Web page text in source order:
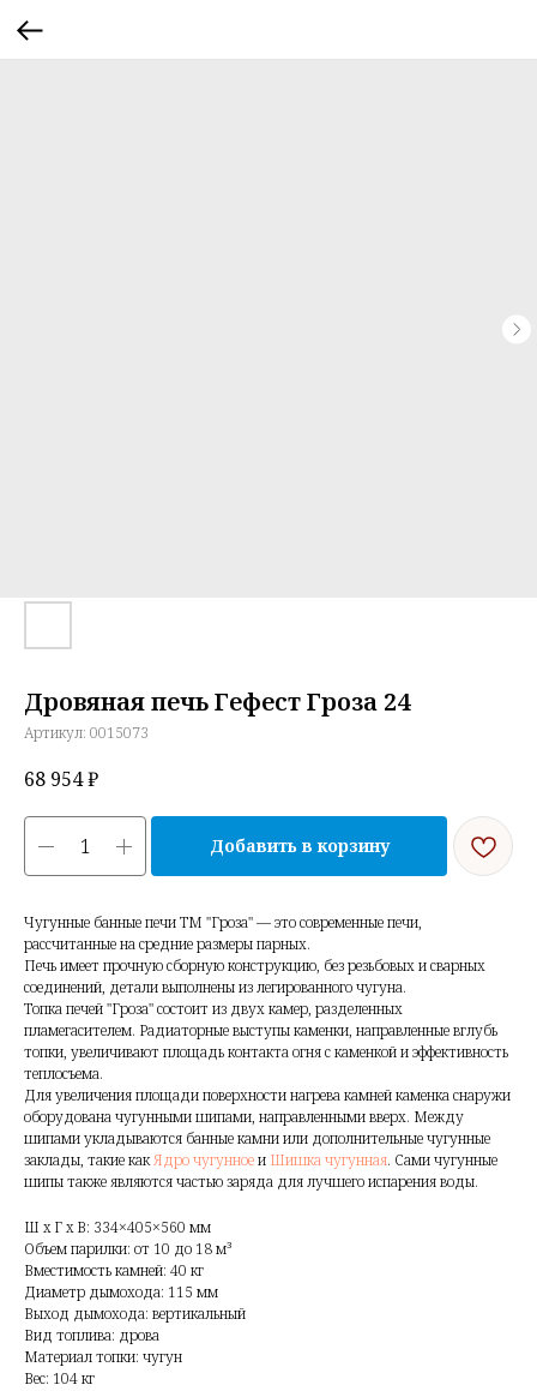
Дровяная печь Гефест Гроза 24
Артикул: 0015073
68 954₽
Добавить в корзину
Чугунные банные печи ТМ "Гроза" — это современные печи,
рассчитанные на средние размеры парных.
Печь имеет прочную сборную конструкцию, без резьбовых и сварных
соединений, детали выполнены из легированного чугуна.
Топка печей "Гроза" состоит из двух камер, разделенных
пламегасителем. Радиаторные выступы каменки, направленные вглубь
топки, увеличивают площадь контакта огня с каменкой и эффективность
теплосъема.
Для увеличения площади поверхности нагрева камней каменка снаружи
оборудована чугунными шипами, направленными вверх. Между
шипами укладываются банные камни или дополнительные чугунные
заклады, такие какЯдро чугунноеи Шишка чугунная. Сами чугунные
шипы также являются частью заряда для лучшего испарения воды.
Ш x Г x В: 334×405×560 мм
Объем парилки: от 10 до 18 м³
Вместимость камней: 40 кг
Диаметр дымохода: 115 мм
Выход дымохода: вертикальный
Вид топлива: дрова
Материал топки: чугун
Вес: 104 кг